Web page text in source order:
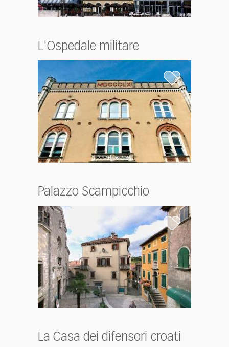
L'Ospedale militare
Palazzo Scampicchio
La Casa dei difensori croati